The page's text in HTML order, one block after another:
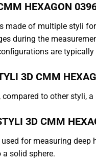
HEXAGON
made of multiple styli
during the
are
3D CMM
to other styli,
3D CMM
for measuring deep
a solid sphere.